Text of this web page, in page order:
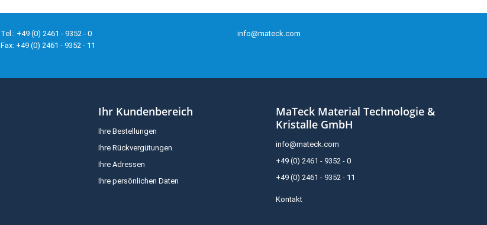
Tel.: +49 (0) 2461 - 9352 - 0
Fax: +49 (0) 2461 - 9352 - 11
info@mateck.com
Ihr Kundenbereich
Ihre Bestellungen
Ihre Rückvergütungen
Ihre Adressen
Ihre persönlichen Daten
MaTeck Material Technologie &
Kristalle GmbH
info@mateck.com
+49 (0) 2461 - 9352 - 0
+49 (0) 2461 - 9352 - 11
Kontakt